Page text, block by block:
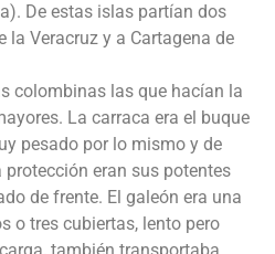
De estas islas partían dos
la Veracruz y a Cartagena de
colombinas las que hacían la
La carraca era el buque
pesado por lo mismo y de
eran sus potentes
de frente. El galeón era una
o tres cubiertas, lento pero